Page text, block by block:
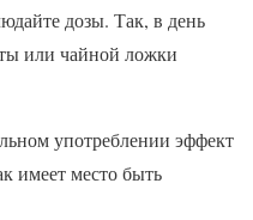
дозы. Так, в день
или чайной ложки
употреблении эффект
имеет место быть